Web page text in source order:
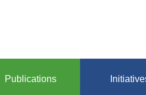
Publications